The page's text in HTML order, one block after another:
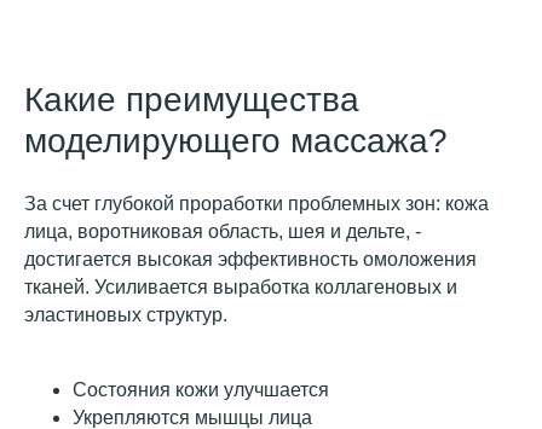
Какие преимущества
моделирующего массажа?
За счет глубокой проработки проблемных зон: кожа
лица, воротниковая область, шея и дельте, -
достигается высокая эффективность омоложения
тканей. Усиливается выработка коллагеновых и
эластиновых структур.
Состояния кожи улучшается
Укрепляются мышцы лица